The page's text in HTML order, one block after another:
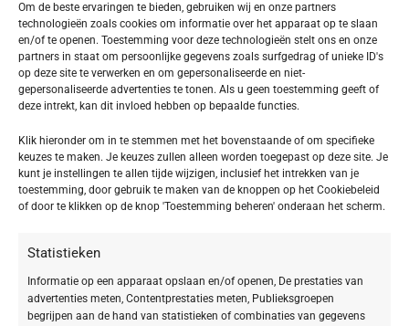
Om de beste ervaringen te bieden, gebruiken wij en onze partners
technologieën zoals cookies om informatie over het apparaat op te slaan
en/of te openen. Toestemming voor deze technologieën stelt ons en onze
partners in staat om persoonlijke gegevens zoals surfgedrag of unieke ID's
op deze site te verwerken en om gepersonaliseerde en niet-
gepersonaliseerde advertenties te tonen. Als u geen toestemming geeft of
deze intrekt, kan dit invloed hebben op bepaalde functies.
Klik hieronder om in te stemmen met het bovenstaande of om specifieke
keuzes te maken. Je keuzes zullen alleen worden toegepast op deze site. Je
kunt je instellingen te allen tijde wijzigen, inclusief het intrekken van je
toestemming, door gebruik te maken van de knoppen op het Cookiebeleid
of door te klikken op de knop 'Toestemming beheren' onderaan het scherm.
Statistieken
Informatie op een apparaat opslaan en/of openen, De prestaties van
advertenties meten, Contentprestaties meten, Publieksgroepen
begrijpen aan de hand van statistieken of combinaties van gegevens
Toevoegen aan verlanglijst
SKU:403303
Categorie:Doctor BABOR PRO
Beschrijving
Exo Youth Cream
Ontdek deze multieffectieve, huidversterkende
crème die de zichtbare tekenen van
huidveroudering aanpakt. De DOCTOR BABOR PRO